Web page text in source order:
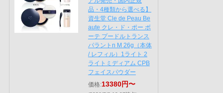
バームのようなみずみずしさがありながら、崩れ
にくく肌にフィットするハイライトです。内側か
らにじむような生命感とツヤを演出してくれま
「ツヤを足したいけれど、ベタつきや崩れは避け